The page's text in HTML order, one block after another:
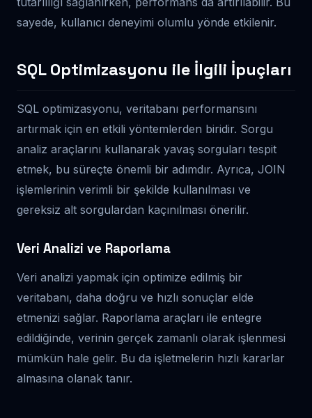
sayede, kullanıcı deneyimi olumlu yönde etkilenir.
SQL Optimizasyonu ile İlgili İpuçları
SQL optimizasyonu, veritabanı performansını
artırmak için en etkili yöntemlerden biridir. Sorgu
analiz araçlarını kullanarak yavaş sorguları tespit
etmek, bu süreçte önemli bir adımdır. Ayrıca, JOIN
işlemlerinin verimli bir şekilde kullanılması ve
gereksiz alt sorgulardan kaçınılması önerilir.
Veri Analizi ve Raporlama
Veri analizi yapmak için optimize edilmiş bir
veritabanı, daha doğru ve hızlı sonuçlar elde
etmenizi sağlar. Raporlama araçları ile entegre
edildiğinde, verinin gerçek zamanlı olarak işlenmesi
mümkün hale gelir. Bu da işletmelerin hızlı kararlar
almasına olanak tanır.